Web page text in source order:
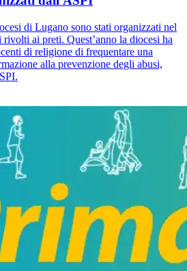
di Lugano sono stati organizzati nel
ai preti. Quest’anno la diocesi ha
di religione di frequentare una
alla prevenzione degli abusi,